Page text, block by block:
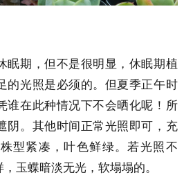
眠期，但不是很明显，休眠期植
的光照是必须的。但夏季正午时
谁在此种情况下不会晒化呢！所
阴。其他时间正常光照即可，充
型紧凑，叶色鲜绿。若光照不
玉蝶暗淡无光，软塌塌的。